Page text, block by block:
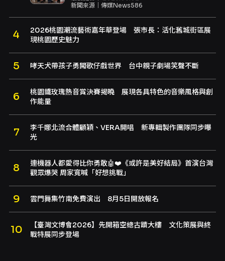
新聞來源｜ 傳媒News586
2026桃園潮流藝術嘉年華登場 張市長：活化舊城街區展
現桃園歷史魅力
哮天犬帶孩子勇闖歌仔戲世界 台中親子劇場笑聲不斷
桃園鐵玫瑰熱音賞決賽揭曉 展現各具特色的音樂風格與創
作能量
李千娜北流合體顧穎、VERA開唱 新專輯製作團隊同步曝
光
連機器人都愛得比你勇敢🤖❤️《或許是美好結局》首演台灣
觀眾爆哭 周家寬喊「好想挑戰」
雲門舞集竹南免費演出 8月5日開放報名
【臺灣文博會2026】先開箱空總古蹟大樓 文化策展與終
戰特展同步登場